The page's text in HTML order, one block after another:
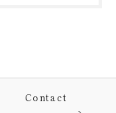
Contact